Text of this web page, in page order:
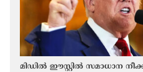
മിഡിൽ ഈസ്റ്റിൽ സമാധാന